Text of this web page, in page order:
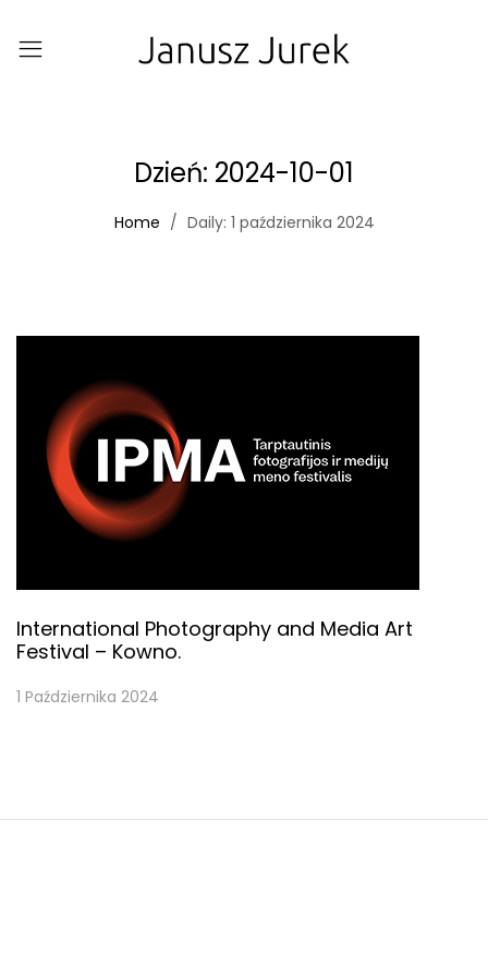
Dzień: 2024-10-01
Home Daily: 1 października 2024
International Photography and Media Art
Festival – Kowno.
1 Października 2024